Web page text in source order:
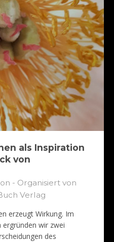
als Inspiration
von
- Organisiert von
Verlag
erzeugt Wirkung. Im
ergründen wir zwei
des